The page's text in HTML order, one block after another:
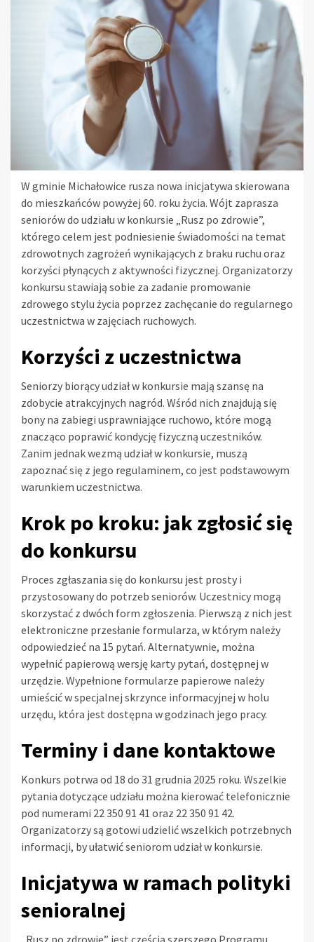
W gminie Michałowice rusza nowa inicjatywa skierowana
do mieszkańców powyżej 60. roku życia. Wójt zaprasza
seniorów do udziału w konkursie „Rusz po zdrowie”,
którego celem jest podniesienie świadomości na temat
zdrowotnych zagrożeń wynikających z braku ruchu oraz
korzyści płynących z aktywności fizycznej. Organizatorzy
konkursu stawiają sobie za zadanie promowanie
zdrowego stylu życia poprzez zachęcanie do regularnego
uczestnictwa w zajęciach ruchowych.
Korzyści z uczestnictwa
Seniorzy biorący udział w konkursie mają szansę na
zdobycie atrakcyjnych nagród. Wśród nich znajdują się
bony na zabiegi usprawniające ruchowo, które mogą
znacząco poprawić kondycję fizyczną uczestników.
Zanim jednak wezmą udział w konkursie, muszą
zapoznać się z jego regulaminem, co jest podstawowym
warunkiem uczestnictwa.
Krok po kroku: jak zgłosić się
do konkursu
Proces zgłaszania się do konkursu jest prosty i
przystosowany do potrzeb seniorów. Uczestnicy mogą
skorzystać z dwóch form zgłoszenia. Pierwszą z nich jest
elektroniczne przesłanie formularza, w którym należy
odpowiedzieć na 15 pytań. Alternatywnie, można
wypełnić papierową wersję karty pytań, dostępnej w
urzędzie. Wypełnione formularze papierowe należy
umieścić w specjalnej skrzynce informacyjnej w holu
urzędu, która jest dostępna w godzinach jego pracy.
Terminy i dane kontaktowe
Konkurs potrwa od 18 do 31 grudnia 2025 roku. Wszelkie
pytania dotyczące udziału można kierować telefonicznie
pod numerami 22 350 91 41 oraz 22 350 91 42.
Organizatorzy są gotowi udzielić wszelkich potrzebnych
informacji, by ułatwić seniorom udział w konkursie.
Inicjatywa w ramach polityki
senioralnej
„Rusz po zdrowie” jest częścią szerszego Programu